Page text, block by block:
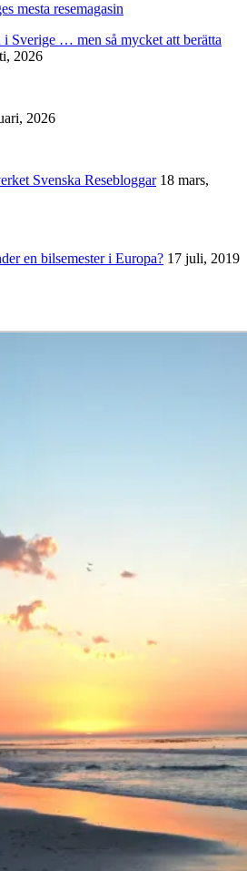
mesta resemagasin
i Sverige … men så mycket att berätta
2026
2026
Svenska Resebloggar 18 mars,
en bilsemester i Europa? 17 juli, 2019